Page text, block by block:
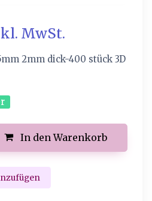
MwSt.
2mm dick-400 stück 3D
In den Warenkorb